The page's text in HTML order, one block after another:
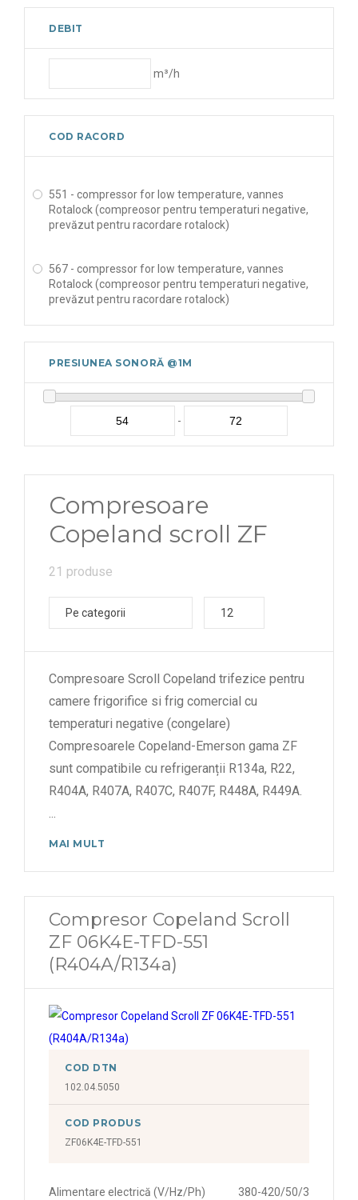
DEBIT
m³/h
COD RACORD
551 - compressor for low temperature, vannes
Rotalock (compreosor pentru temperaturi negative,
prevăzut pentru racordare rotalock)
567 - compressor for low temperature, vannes
Rotalock (compreosor pentru temperaturi negative,
prevăzut pentru racordare rotalock)
PRESIUNEA SONORĂ @1M
-
Compresoare
Copeland scroll ZF
21 produse
Pe categorii 12
Compresoare Scroll Copeland trifezice pentru
camere frigorifice si frig comercial cu
temperaturi negative (congelare)
Compresoarele Copeland-Emerson gama ZF
sunt compatibile cu refrigeranții R134a, R22,
R404A, R407A, R407C, R407F, R448A, R449A.
MAI MULT
Compresor Copeland Scroll
ZF 06K4E-TFD-551
(R404A/R134a)
COD DTN
102.04.5050
COD PRODUS
ZF06K4E-TFD-551
Alimentare electrică (V/Hz/Ph) 380-420/50/3